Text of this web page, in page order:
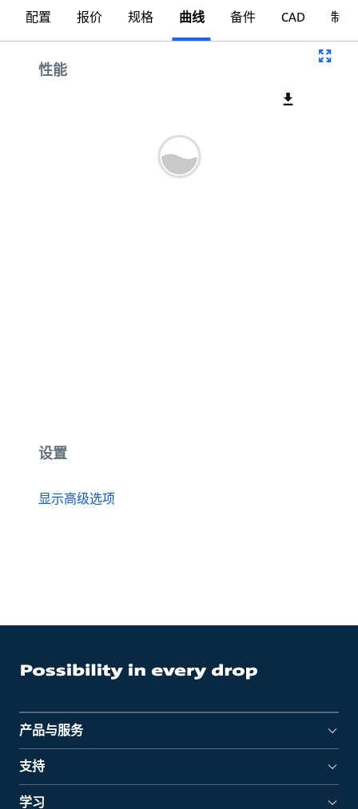
配置 报价 规格 曲线 备件 CAD 制图
性能
设置
显示高级选项
产品与服务
支持
学习